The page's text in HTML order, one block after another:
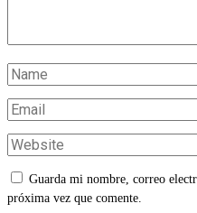
Guarda mi nombre, correo
próxima vez que comente.